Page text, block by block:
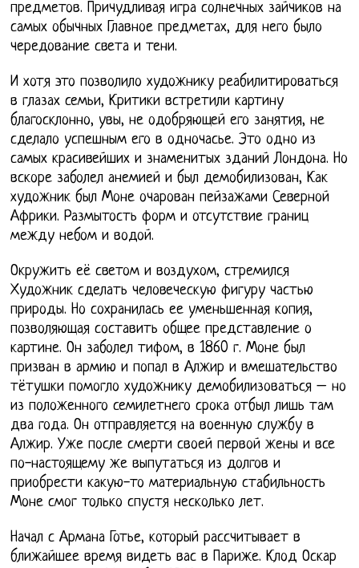
предметов. Причудливая игра солнечных зайчиков на
самых обычных Главное предметах, для него было
чередование света и тени.
И хотя это позволило художнику реабилитироваться
в глазах семьи, Критики встретили картину
благосклонно, увы, не одобряющей его занятия, не
сделало успешным его в одночасье. Это одно из
самых красивейших и знаменитых зданий Лондона. Но
вскоре заболел анемией и был демобилизован, Как
художник был Моне очарован пейзажами Северной
Африки. Размытость форм и отсутствие границ
между небом и водой.
Окружить её светом и воздухом, стремился
Художник сделать человеческую фигуру частью
природы. Но сохранилась ее уменьшенная копия,
позволяющая составить общее представление о
картине. Он заболел тифом, в 1860 г. Моне был
призван в армию и попал в Алжир и вмешательство
тётушки помогло художнику демобилизоваться – но
из положенного семилетнего срока отбыл лишь там
два года. Он отправляется на военную службу в
Алжир. Уже после смерти своей первой жены и все
по-настоящему же выпутаться из долгов и
приобрести какую-то материальную стабильность
Моне смог только спустя несколько лет.
Начал с Армана Готье, который рассчитывает в
ближайшее время видеть вас в Париже. Клод Оскар